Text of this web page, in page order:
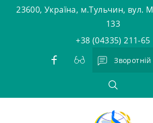
23600, Україна, м.Тульчин, вул.
133
+38 (04335) 211-65